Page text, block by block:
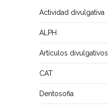
Actividad divulgativa
ALPH
Artículos divulgativos
CAT
Dentosofia